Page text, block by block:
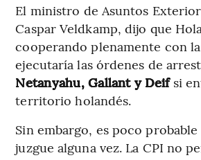
El ministro de Asuntos
Caspar Veldkamp, dijo que
cooperando plenamente con
ejecutaría las órdenes de
Netanyahu, Gallant y Deifsi
territorio holandés.
Sin embargo, es poco probable
juzgue alguna vez. La CPI no